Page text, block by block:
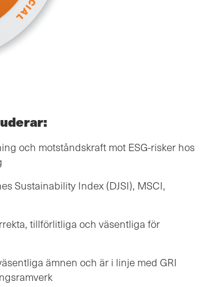
och motståndskraft mot ESG-risker hos
Sustainability Index (DJSI), MSCI,
tillförlitliga och väsentliga för
ämnen och är i linje med GRI